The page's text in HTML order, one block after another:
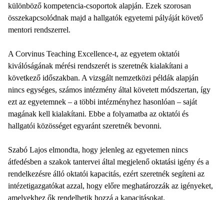
különböző kompetencia-csoportok alapján. Ezek szorosan
összekapcsolódnak majd a hallgatók egyetemi pályáját követő
mentori rendszerrel.
A Corvinus Teaching Excellence-t, az egyetem oktatói
kiválóságának mérési rendszerét is szeretnék kialakítani a
következő időszakban. A vizsgált nemzetközi példák alapján
nincs egységes, számos intézmény által követett módszertan, így
ezt az egyetemnek – a többi intézményhez hasonlóan – saját
magának kell kialakítani. Ebbe a folyamatba az oktatói és
hallgatói közösséget egyaránt szeretnék bevonni.
Szabó Lajos elmondta, hogy jelenleg az egyetemen nincs
átfedésben a szakok tantervei által megjelenő oktatási igény és a
rendelkezésre álló oktatói kapacitás, ezért szeretnék segíteni az
intézetigazgatókat azzal, hogy előre meghatározzák az igényeket,
amelyekhez ők rendelhetik hozzá a kapacitásokat.